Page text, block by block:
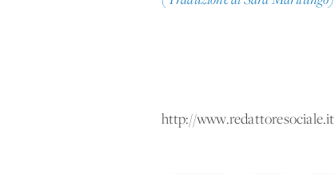
http://www.redattoresociale.it